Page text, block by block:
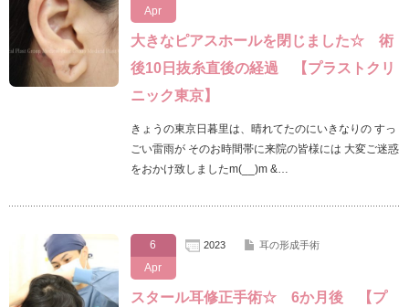
Apr
大きなピアスホールを閉じました☆ 術
後10日抜糸直後の経過 【プラストクリ
ニック東京】
きょうの東京日暮里は、晴れてたのにいきなりの すっ
ごい雷雨が そのお時間帯に来院の皆様には 大変ご迷惑
をおかけ致しましたm(__)m &…
6
Apr
2023 耳の形成手術
スタール耳修正手術☆ 6か月後 【プ